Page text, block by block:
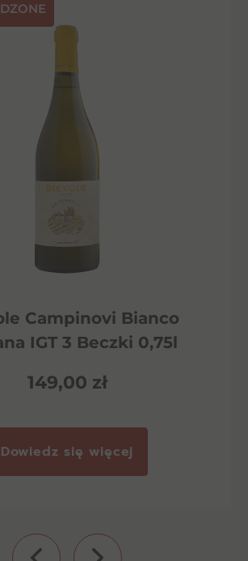
Campinovi Bianco
IGT 3 Beczki 0,75l
149,00 zł
Dowiedz się więcej